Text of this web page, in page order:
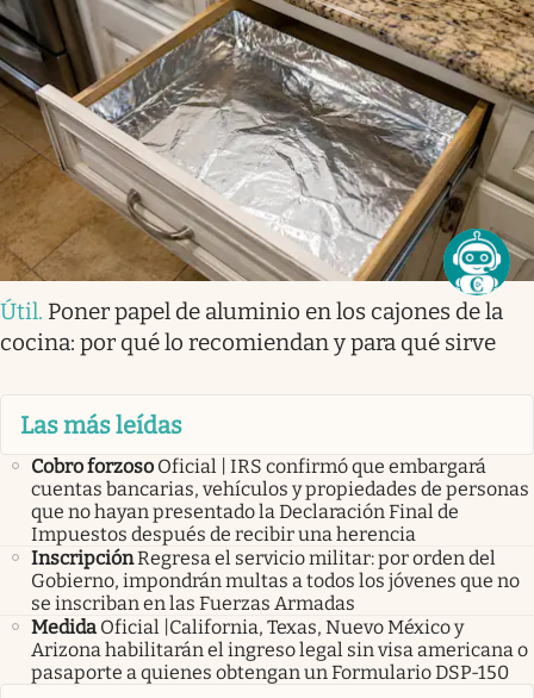
Útil. Poner papel de aluminio en los cajones de la
cocina: por qué lo recomiendan y para qué sirve
Las más leídas
Cobro forzoso Oficial | IRS confirmó que embargará
cuentas bancarias, vehículos y propiedades de personas
que no hayan presentado la Declaración Final de
Impuestos después de recibir una herencia
InscripciónRegresa el servicio militar: por orden del
Gobierno, impondrán multas a todos los jóvenes que no
se inscriban en las Fuerzas Armadas
Medida Oficial |California, Texas, Nuevo México y
Arizona habilitarán el ingreso legal sin visa americana o
pasaporte a quienes obtengan un Formulario DSP-150